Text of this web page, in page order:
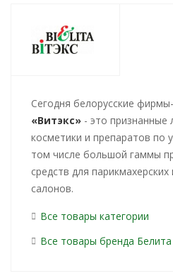
Cегодня белорусские
«Витэкс» - это признанные
косметики и препаратов по
том числе большой гаммы
средств для
салонов.
Все товары категории
Все товары бренда